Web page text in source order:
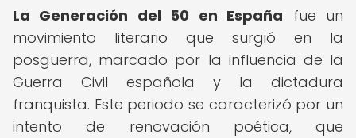
La Generación del 50 en España fue un
movimiento literario que surgió en la
posguerra, marcado por la influencia de la
Guerra Civil española y la dictadura
franquista. Este periodo se caracterizó por un
intento de renovación poética, que